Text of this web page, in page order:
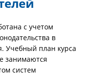
с учетом
в
Учебный план курса
занимаются
систем